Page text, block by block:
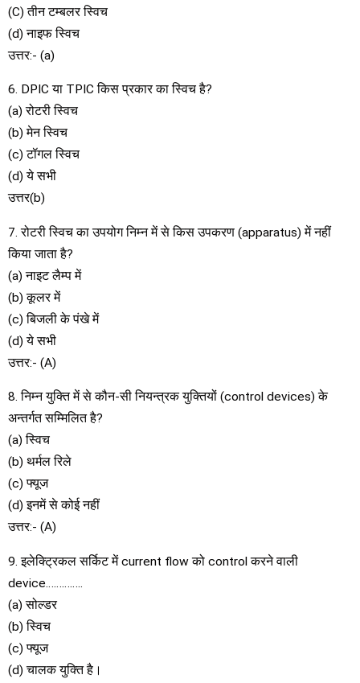
(C) तीन टम्बलर स्विच
(d) नाइफ स्विच
उत्तर:- (a)
6. DPIC या TPIC किस प्रकार का स्विच है?
(a) रोटरी स्विच
(b) मेन स्विच
(c) टॉगल स्विच
(d) ये सभी
उत्तर(b)
7. रोटरी स्विच का उपयोग निम्न में से किस उपकरण (apparatus) में नहीं
किया जाता है?
(a) नाइट लैम्प में
(b) कूलर में
(c) बिजली के पंखे में
(d) ये सभी
उत्तर:- (A)
8. निम्न युक्ति में से कौन-सी नियन्त्रक युक्तियों (control devices) के
अन्तर्गत सम्मिलित है?
(a) स्विच
(b) थर्मल रिले
(c) फ्यूज
(d) इनमें से कोई नहीं
उत्तर:- (A)
9. इलेक्ट्रिकल सर्किट में current flow को control करने वाली
device…………..
(a) सोल्डर
(b) स्विच
(c) फ्यूज
(d) चालक युक्ति है।